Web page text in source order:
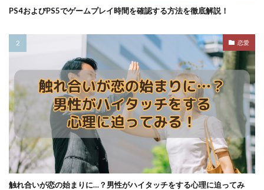
PS4およびPS5でゲームプレイ時間を確認する方法を徹底解説！
恋愛
触れ合いが恋の始まりに…？男性がハイタッチをする心理に迫ってみ